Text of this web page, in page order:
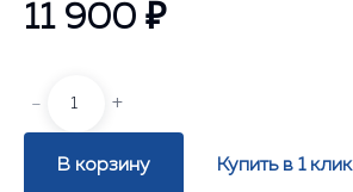
11 900 ₽
- +
В корзину Купить в 1 клик